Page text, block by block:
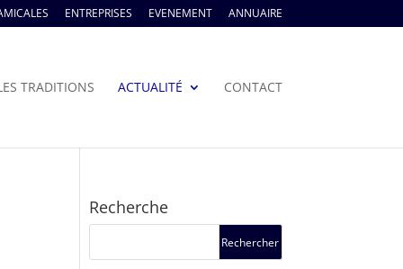
ENTREPRISES EVENEMENT ANNUAIRE
TRADITIONS ACTUALITÉ CONTACT
Recherche